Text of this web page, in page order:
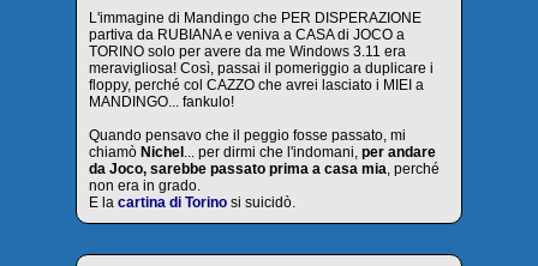
L'immagine di Mandingo che PER DISPERAZIONE
partiva da RUBIANA e veniva a CASA di JOCO a
TORINO solo per avere da me Windows 3.11 era
meravigliosa! Così, passai il pomeriggio a duplicare i
floppy, perché col CAZZO che avrei lasciato i MIEI a
MANDINGO... fankulo!
Quando pensavo che il peggio fosse passato, mi
chiamò Nichel ... per dirmi che l'indomani, per andare
da Joco, sarebbe passato prima a casa mia, perché
non era in grado.
E la cartina di Torino si suicidò.